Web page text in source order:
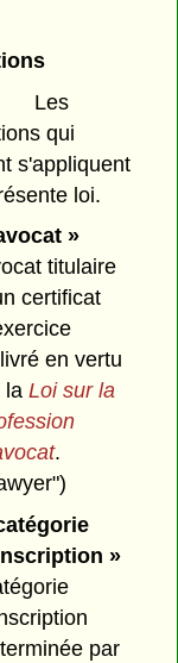
Les
qui
s'appliquent
loi.
»
titulaire
certificat
en vertu
la Loi sur la
.
»
par